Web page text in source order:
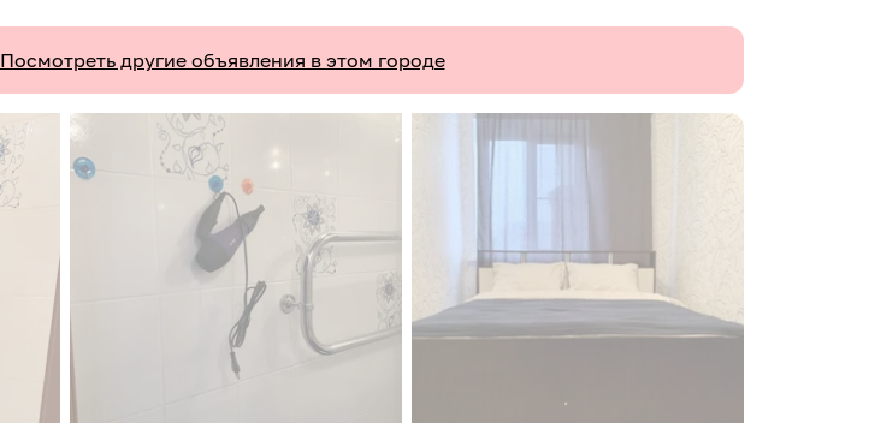
Посмотреть другие объявления в этом городе